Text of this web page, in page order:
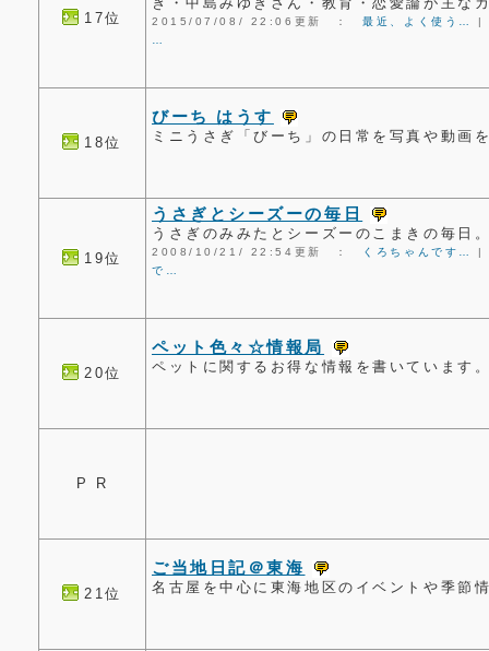
17位 2015/07/08/ 22:06更新 ：最近、よく使う…
18位
びーち はうす
ミニうさぎ「びーち」の日常を写真や動画
19位
うさぎとシーズーの毎日
うさぎのみみたとシーズーのこまきの毎日
2008/10/21/ 22:54更新 ： くろちゃんです…
で…
20位
ペット色々☆情報局
ペットに関するお得な情報を書いています
P R
21位
ご当地日記＠東海
名古屋を中心に東海地区のイベントや季節